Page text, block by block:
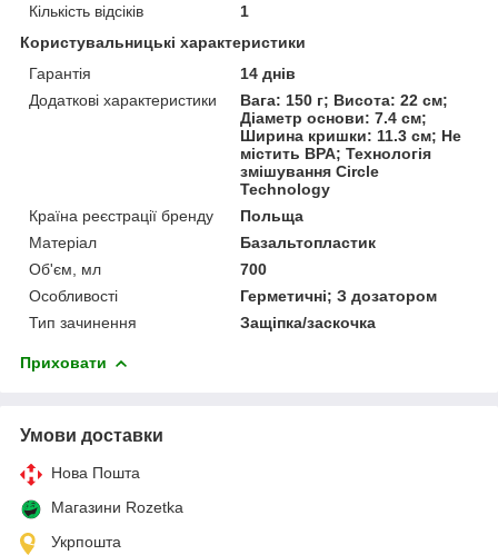
Кількість відсіків
1
Користувальницькі характеристики
Гарантія
14 днів
Додаткові характеристики
Вага: 150 г; Висота: 22 см;
Діаметр основи: 7.4 см;
Ширина кришки: 11.3 см; Не
містить BPA; Технологія
змішування Circle
Technology
Країна реєстрації бренду
Польща
Матеріал
Базальтопластик
Об'єм, мл
700
Особливості
Герметичні; З дозатором
Тип зачинення
Защіпка/заскочка
Приховати
Умови доставки
Нова Пошта
Магазини Rozetka
Укрпошта